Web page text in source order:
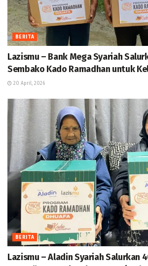
BERITA
Lazismu – Bank Mega Syariah
Sembako Kado Ramadhan untuk
20 April, 2026
BERITA
Lazismu – Aladin Syariah Salurkan